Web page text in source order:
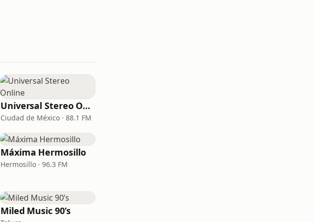
Universal Stereo Online
Ciudad de México · 88.1 FM
Máxima Hermosillo
Hermosillo · 96.3 FM
Miled Music 90’s